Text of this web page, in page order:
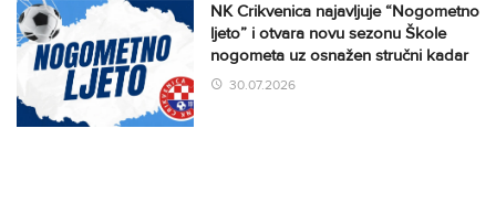
NK Crikvenica najavljuje “Nogometno
ljeto” i otvara novu sezonu Škole
nogometa uz osnažen stručni kadar
30.07.2026